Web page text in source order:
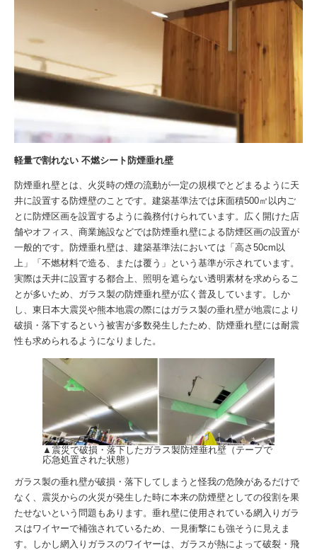
軽量で割れない 不燃シート防煙垂れ壁
防煙垂れ壁とは、火災時の煙の流動が一定の規模でとどまるように天
井に設置する防煙壁のことです。建築基準法では床面積500㎡以内ご
とに防煙区画を設置するように義務付けられています。広く開けた店
舗やオフィス、商業施設などでは防煙垂れ壁による防煙区画の設置が
一般的です。防煙垂れ壁は、建築基準法においては「高さ50cm以
上」「不燃材料で造る、または覆う」という基準が示されています。
実際は天井に設置する都合上、照明を遮らない透明素材を求めらるこ
とが多いため、ガラス製の防煙垂れ壁が広く普及しています。しか
し、東日本大震災や熊本地震の際にはガラス製の垂れ壁が地震により
破損・落下するという被害が多数発生したため、防煙垂れ壁には耐震
性も求められるようになりました。
▲震災で破損・落下したガラス製防煙垂れ壁（テープで
応急処置された状態）
ガラス製の垂れ壁が破損・落下してしまうと怪我の危険があるだけで
なく、震災からの火災が発生した時に本来の防煙壁としての役割を果
たせないという問題もあります。垂れ壁に使用されている網入りガラ
スはワイヤーで補強されているため、一見衝撃にも強そうに見えま
す。しかし網入りガラスのワイヤーは、ガラスが熱によって破裂・飛